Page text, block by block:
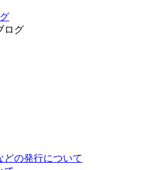
ログ
どの発行について